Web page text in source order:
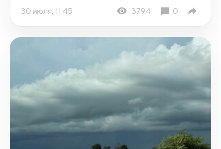
30 июля, 11:45 3794 0